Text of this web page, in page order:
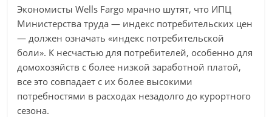
Экономисты Wells Fargo мрачно шутят, что ИПЦ
Министерства труда — индекс потребительских цен
— должен означать «индекс потребительской
боли». К несчастью для потребителей, особенно для
домохозяйств с более низкой заработной платой,
все это совпадает с их более высокими
потребностями в расходах незадолго до курортного
сезона.